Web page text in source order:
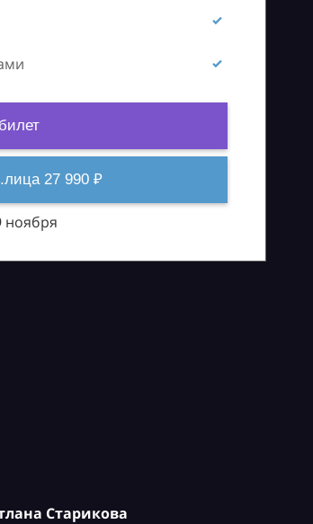
27 990 ₽
ноября
Старикова